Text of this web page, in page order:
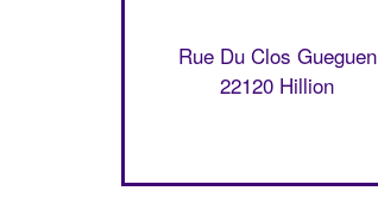
Rue Du Clos Gueguen
22120 Hillion